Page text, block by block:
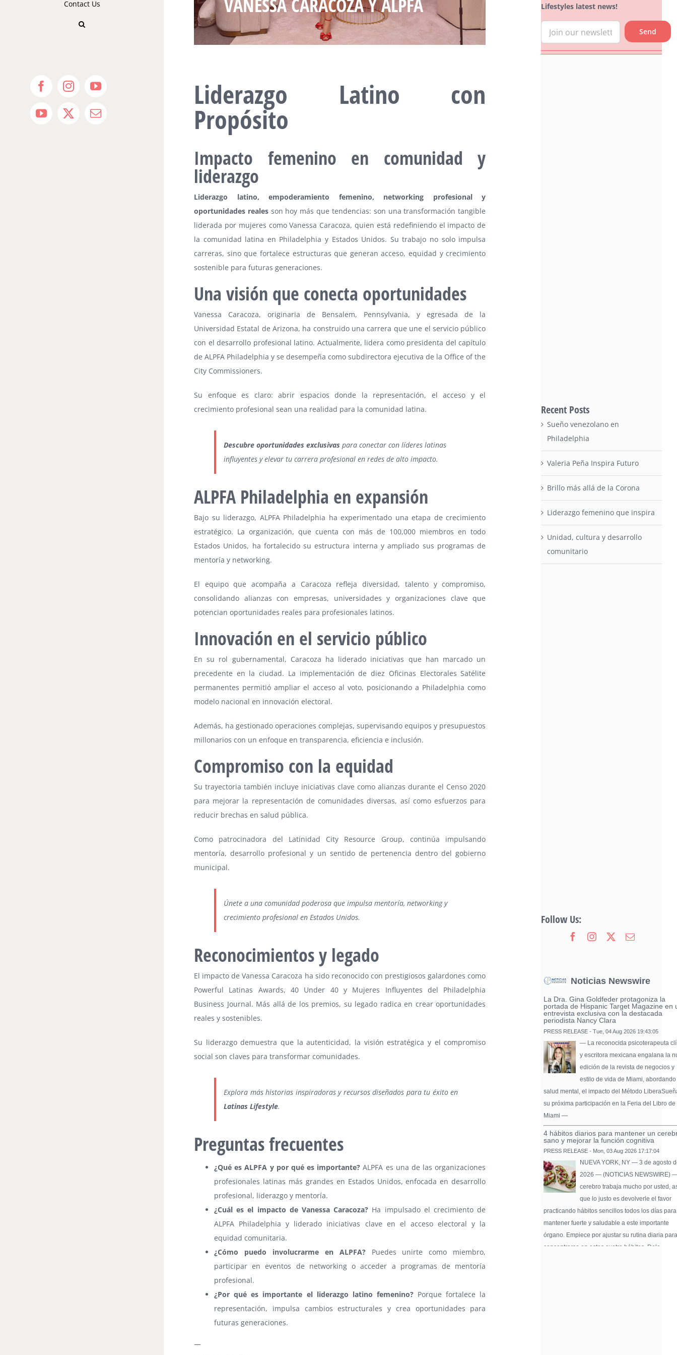
Contact Us
FacebookInstagramYouTube
YouTube
X Email
VANESSA CARACOZA Y ALPFA
Liderazgo Latino con
Propósito
Impacto femenino en comunidad y
liderazgo
Liderazgo latino, empoderamiento femenino, networking profesional y
oportunidades realesson hoy más que tendencias: son una transformación tangible
liderada por mujeres como Vanessa Caracoza, quien está redefiniendo el impacto de
la comunidad latina en Philadelphia y Estados Unidos. Su trabajo no solo impulsa
carreras, sino que fortalece estructuras que generan acceso, equidad y crecimiento
sostenible para futuras generaciones.
Una visión que conecta oportunidades
Vanessa Caracoza, originaria de Bensalem, Pennsylvania, y egresada de la
Universidad Estatal de Arizona, ha construido una carrera que une el servicio público
con el desarrollo profesional latino. Actualmente, lidera como presidenta del capítulo
de ALPFA Philadelphia y se desempeña como subdirectora ejecutiva de la Office of the
City Commissioners.
Su enfoque es claro: abrir espacios donde la representación, el acceso y el
crecimiento profesional sean una realidad para la comunidad latina.
Descubre oportunidades exclusivas para conectar con líderes latinas
influyentes y elevar tu carrera profesional en redes de alto impacto.
ALPFA Philadelphia en expansión
Bajo su liderazgo, ALPFA Philadelphia ha experimentado una etapa de crecimiento
estratégico. La organización, que cuenta con más de 100,000 miembros en todo
Estados Unidos, ha fortalecido su estructura interna y ampliado sus programas de
mentoría y networking.
El equipo que acompaña a Caracoza refleja diversidad, talento y compromiso,
consolidando alianzas con empresas, universidades y organizaciones clave que
potencian oportunidades reales para profesionales latinos.
Innovación en el servicio público
En su rol gubernamental, Caracoza ha liderado iniciativas que han marcado un
precedente en la ciudad. La implementación de diez Oficinas Electorales Satélite
permanentes permitió ampliar el acceso al voto, posicionando a Philadelphia como
modelo nacional en innovación electoral.
Además, ha gestionado operaciones complejas, supervisando equipos y presupuestos
millonarios con un enfoque en transparencia, eficiencia e inclusión.
Compromiso con la equidad
Su trayectoria también incluye iniciativas clave como alianzas durante el Censo 2020
para mejorar la representación de comunidades diversas, así como esfuerzos para
reducir brechas en salud pública.
Como patrocinadora del Latinidad City Resource Group, continúa impulsando
mentoría, desarrollo profesional y un sentido de pertenencia dentro del gobierno
municipal.
Únete a una comunidad poderosa que impulsa mentoría, networking y
crecimiento profesional en Estados Unidos.
Reconocimientos y legado
El impacto de Vanessa Caracoza ha sido reconocido con prestigiosos galardones como
Powerful Latinas Awards, 40 Under 40 y Mujeres Influyentes del Philadelphia
Business Journal. Más allá de los premios, su legado radica en crear oportunidades
reales y sostenibles.
Su liderazgo demuestra que la autenticidad, la visión estratégica y el compromiso
social son claves para transformar comunidades.
Explora más historias inspiradoras y recursos diseñados para tu éxito en
Latinas Lifestyle.
Preguntas frecuentes
¿Qué es ALPFA y por qué es importante?ALPFA es una de las organizaciones
profesionales latinas más grandes en Estados Unidos, enfocada en desarrollo
profesional, liderazgo y mentoría.
¿Cuál es el impacto de Vanessa Caracoza? Ha impulsado el crecimiento de
ALPFA Philadelphia y liderado iniciativas clave en el acceso electoral y la
equidad comunitaria.
¿Cómo puedo involucrarme en ALPFA? Puedes unirte como miembro,
participar en eventos de networking o acceder a programas de mentoría
profesional.
¿Por qué es importante el liderazgo latino femenino? Porque fortalece la
representación, impulsa cambios estructurales y crea oportunidades para
futuras generaciones.
—
Lifestyles latest news!
Recent Posts
Sueño venezolano en
Philadelphia
Valeria Peña Inspira Futuro
Brillo más allá de la Corona
Liderazgo femenino que inspira
Unidad, cultura y desarrollo
comunitario
Follow Us:
Noticias Newswire
La Dra. Gina Goldfeder protagoniza la
portada de Hispanic Target Magazine en
entrevista exclusiva con la destacada
periodista Nancy Clara
PRESS RELEASE - Tue, 04 Aug 2026 19:43:05
— La reconocida psicoterapeuta
y escritora mexicana engalana la
edición de la revista de negocios y
estilo de vida de Miami,
salud mental, el impacto del Método
su próxima participación en la Feria del Libro de
Miami —
4 hábitos diarios para mantener un
sano y mejorar la función cognitiva
PRESS RELEASE - Mon, 03 Aug 2026 17:17:04
NUEVA YORK, NY — 3 de agosto
2026 — (NOTICIAS NEWSWIRE)
cerebro trabaja mucho por usted,
que lo justo es devolverle el favor
practicando hábitos sencillos todos los días para
mantener fuerte y saludable a este importante
órgano. Empiece por ajustar su rutina diaria
concentrarse en estos cuatro hábitos. Dele …